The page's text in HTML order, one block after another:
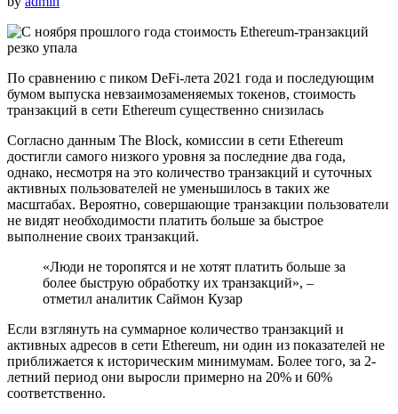
По сравнению с пиком DeFi-лета 2021 года и последующим
бумом выпуска невзаимозаменяемых токенов, стоимость
транзакций в сети Ethereum существенно снизилась
Согласно данным The Block, комиссии в сети Ethereum
достигли самого низкого уровня за последние два года,
однако, несмотря на это количество транзакций и суточных
активных пользователей не уменьшилось в таких же
масштабах. Вероятно, совершающие транзакции пользователи
не видят необходимости платить больше за быстрое
выполнение своих транзакций.
«Люди не торопятся и не хотят платить больше за
более быструю обработку их транзакций», –
отметил аналитик Саймон Кузар
Если взглянуть на суммарное количество транзакций и
активных адресов в сети Ethereum, ни один из показателей не
приближается к историческим минимумам. Более того, за 2-
летний период они выросли примерно на 20% и 60%
соответственно.